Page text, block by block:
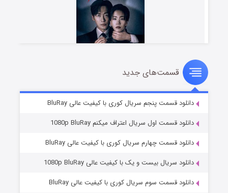
قسمت۸ (زیرنویس) منتشر شد
قسمت‌های جدید
دانلود قسمت پنجم سریال کوری با کیفیت عالی BluRay
دانلود قسمت اول سریال اعتراف میکنم 1080p BluRay
دانلود قسمت چهارم سریال کوری با کیفیت عالی BluRay
دانلود سریال بیست و یک با کیفیت عالی 1080p BluRay
دانلود قسمت سوم سریال کوری با کیفیت عالی BluRay